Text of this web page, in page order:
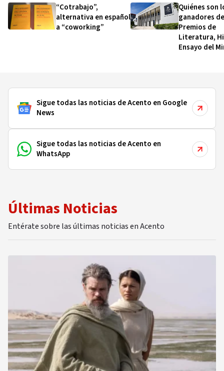
“Cotrabajo”,
alternativa en español
a “coworking”
Quiénes son
ganadores
Premios de
Literatura,
Ensayo del
Sigue todas las noticias de Acento en Google
News
Sigue todas las noticias de Acento en
WhatsApp